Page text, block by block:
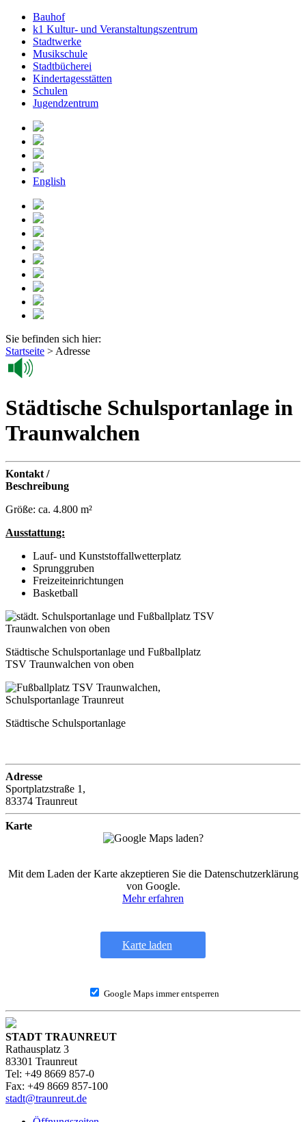
Bauhof
k1 Kultur- und Veranstaltungszentrum
Stadtwerke
Musikschule
Stadtbücherei
Kindertagesstätten
Schulen
Jugendzentrum
English
Sie befinden sich hier:
Startseite > Adresse
Städtische Schulsportanlage in
Traunwalchen
Kontakt /
Beschreibung
Größe: ca. 4.800 m²
Ausstattung:
Lauf- und Kunststoffallwetterplatz
Sprunggruben
Freizeiteinrichtungen
Basketball
Städtische Schulsportanlage und Fußballplatz
TSV Traunwalchen von oben
Städtische Schulsportanlage
Adresse
Sportplatzstraße 1,
83374 Traunreut
Karte
Mit dem Laden der Karte akzeptieren Sie die Datenschutzerklärung
von Google.
Mehr erfahren
Karte laden
Google Maps immer entsperren
STADT TRAUNREUT
Rathausplatz 3
83301 Traunreut
Tel: +49 8669 857-0
Fax: +49 8669 857-100
stadt@traunreut.de